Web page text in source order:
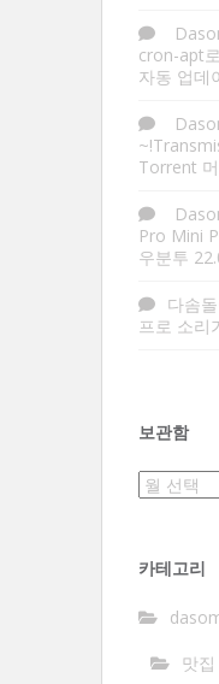
cron-apt
자동 업데
Torrent
Pro Mini
우분투
다솜
프로 소리
보관함
보
카테고리
맛집